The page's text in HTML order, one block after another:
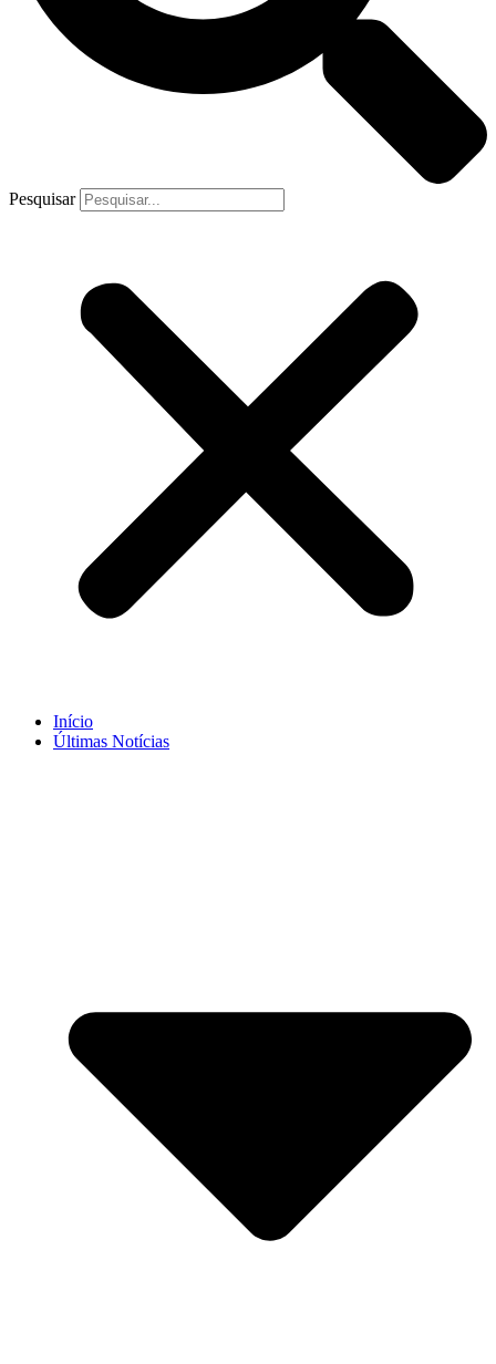
Pesquisar
Início
Últimas Notícias